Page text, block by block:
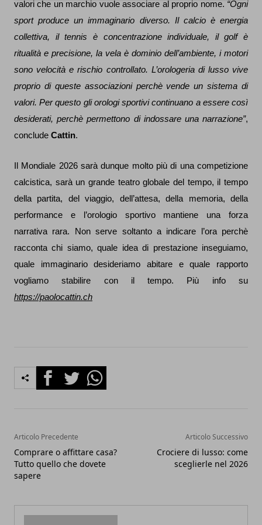
valori che un marchio vuole associare al proprio nome. “Ogni
sport produce un immaginario diverso. Il calcio è energia
collettiva, il tennis è concentrazione individuale, il golf è
ritualità e precisione, la vela è dominio dell’ambiente, i motori
sono velocità e rischio controllato. L’orologeria di lusso vive
proprio di queste associazioni perchè vende un sistema di
valori. Per questo gli orologi sportivi continuano a essere così
desiderati, perchè permettono di indossare una narrazione”,
conclude Cattin.
Il Mondiale 2026 sarà dunque molto più di una competizione
calcistica, sarà un grande teatro globale del tempo, il tempo
della partita, del viaggio, dell’attesa, della memoria, della
performance e l’orologio sportivo mantiene una forza
narrativa rara. Non serve soltanto a indicare l’ora perchè
racconta chi siamo, quale idea di prestazione inseguiamo,
quale immaginario desideriamo abitare e quale rapporto
vogliamo stabilire con il tempo. Più info su
https://paolocattin.ch
FacebookTwitterWhatsapp
Articolo Precedente
Comprare o affittare casa?
Tutto quello che dovete
sapere
Articolo Successivo
Crociere di lusso: come
sceglierle nel 2026